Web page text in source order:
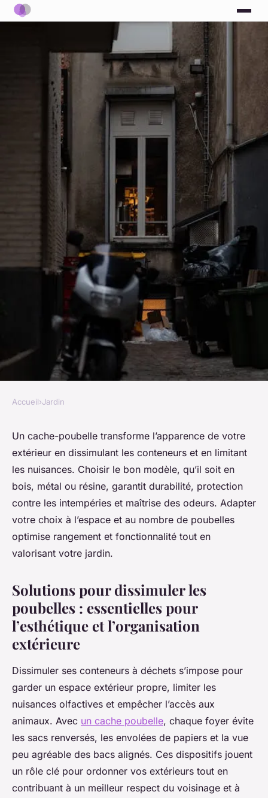
Cache poubelle : choisissez la
solution idéale pour un
extérieur propre
Célia•2 juin 2025•6 min de lecture
Accueil›Jardin
Un cache-poubelle transforme l’apparence de votre
extérieur en dissimulant les conteneurs et en limitant
les nuisances. Choisir le bon modèle, qu’il soit en
bois, métal ou résine, garantit durabilité, protection
contre les intempéries et maîtrise des odeurs. Adapter
votre choix à l’espace et au nombre de poubelles
optimise rangement et fonctionnalité tout en
valorisant votre jardin.
Solutions pour dissimuler les
poubelles : essentielles pour
l’esthétique et l’organisation
extérieure
Dissimuler ses conteneurs à déchets s’impose pour
garder un espace extérieur propre, limiter les
nuisances olfactives et empêcher l’accès aux
animaux. Avec un cache poubelle, chaque foyer évite
les sacs renversés, les envolées de papiers et la vue
peu agréable des bacs alignés. Ces dispositifs jouent
un rôle clé pour ordonner vos extérieurs tout en
contribuant à un meilleur respect du voisinage et à